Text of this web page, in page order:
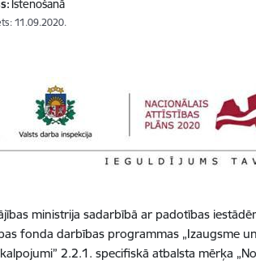
Īstenošanā
11.09.2020.
ministrija sadarbībā ar padotības
fonda darbības programmas „Izaugsme
2.2.1. specifiskā atbalsta mērķa